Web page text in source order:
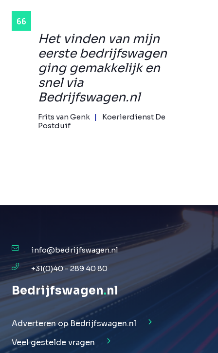
Het vinden van mijn
eerste bedrijfswagen
ging gemakkelijk en
snel via
Bedrijfswagen.nl
Frits van Genk
Koerierdienst De
Postduif
info@bedrijfswagen.nl
+31(0)40 - 289 40 80
Bedrijfswagen.nl
Adverteren op Bedrijfswagen.nl
Veel gestelde vragen